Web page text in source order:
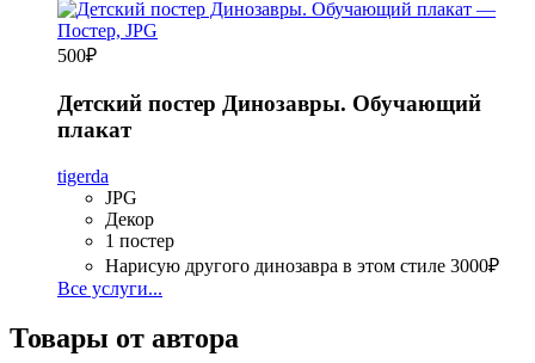
500₽
Детский постер Динозавры. Обучающий
плакат
tigerda
JPG
Декор
1 постер
Нарисую другого динозавра в этом стиле 3000₽
Все услуги...
Товары от автора